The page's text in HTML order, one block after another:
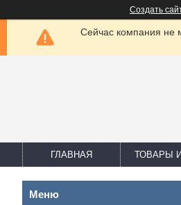
Создать
Сейчас компания не
ГЛАВНАЯ ТОВАРЫ